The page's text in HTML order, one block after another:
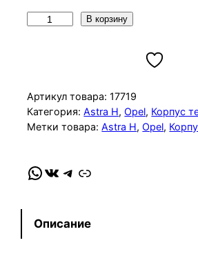
ч
е
с
в
о
В корзину
Артикул товара: 17719
Категория:Astra H, Opel, Корпус
Метки товара:Astra H, Opel,
WhatsApp VK Telegram Link
Описание